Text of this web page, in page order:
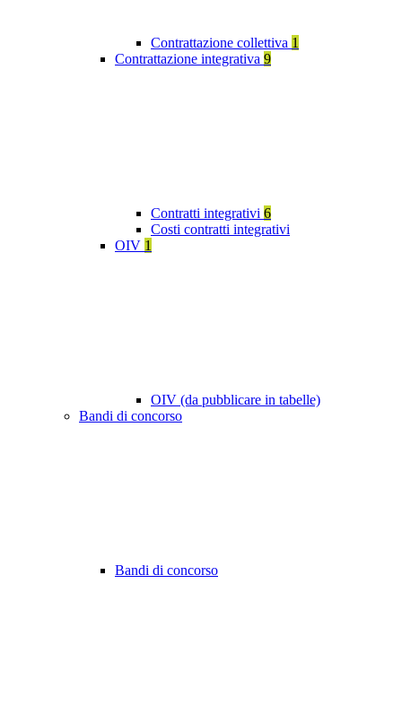
Contrattazione collettiva 1
Contrattazione integrativa 9
Contratti integrativi 6
Costi contratti integrativi
OIV 1
OIV (da pubblicare in tabelle)
Bandi di concorso
Bandi di concorso